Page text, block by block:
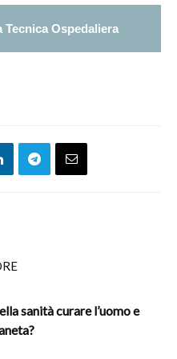
Tecnica Ospedaliera
sanità curare l’uomo e